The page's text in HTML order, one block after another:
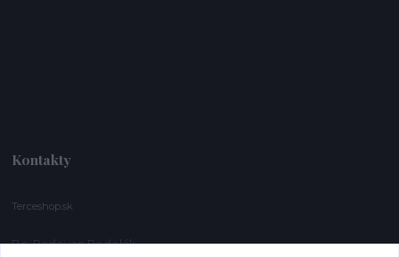
Kontakty
Terceshop.sk
Bc. Radovan Podolák